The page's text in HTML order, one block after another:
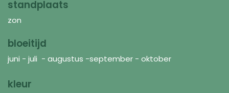
standplaats
zon
bloeitijd
juni - juli - augustus -september - oktober
kleur